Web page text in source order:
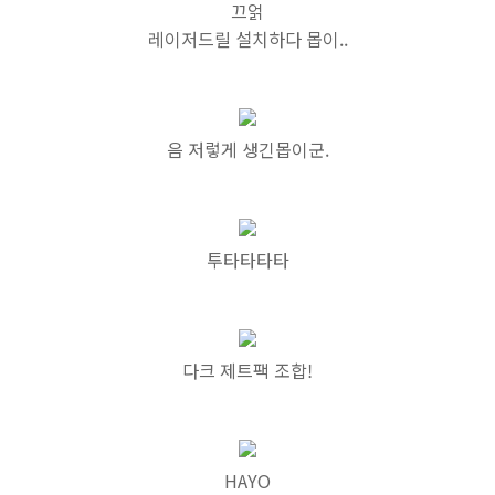
끄얽
레이저드릴 설치하다 몹이..
음 저렇게 생긴몹이군.
투타타타타
다크 제트팩 조합!
HAYO